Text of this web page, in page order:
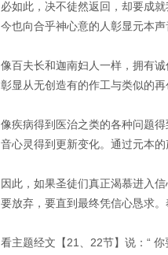
必如此，决不徒然返回，却要成
今也向合乎神心意的人彰显元本
像百夫长和迦南妇人一样，拥有
彰显从无创造有的作工与类似的
像疾病得到医治之类的各种问题
音心灵得到更新变化。通过元本
因此，如果圣徒们真正渴慕进入
要放弃，要直到最终凭信心恳求
看主题经文【21、22节】说：“